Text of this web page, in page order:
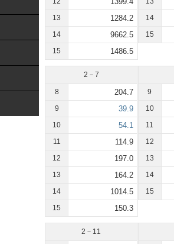
13 1284.2
14 9662.5
15 1486.5
14
15
2－7
8 204.7
9 39.9
10 54.1
11 114.9
12 197.0
13 164.2
14 1014.5
15 150.3
9
10
11
12
13
14
15
2－11